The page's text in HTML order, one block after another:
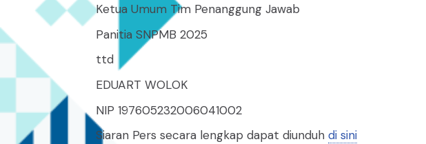
Ketua Umum Tim Penanggung Jawab
Panitia SNPMB 2025
ttd
EDUART WOLOK
NIP 197605232006041002
Siaran Pers secara lengkap dapat diunduh di sini